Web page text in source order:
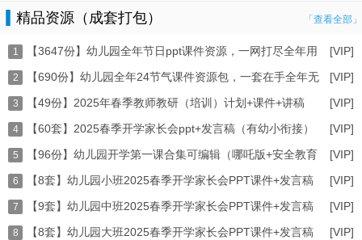
「查看全部」
精品资源（成套打包）
[VIP]
1
【3647份】幼儿园全年节日ppt课件资源，一网打尽全年用
[VIP]
2
【690份】幼儿园全年24节气课件资源包，一套在手全年无
[VIP]
3 【49份】2025年春季教师教研（培训）计划+课件+讲稿
（2 [VIP]
4
【60套】2025春季开学家长会ppt+发言稿（有幼小衔接）
[VIP]
5
【96份】幼儿园开学第一课合集可编辑（哪吒版+安全教育
[VIP]
6 【8套】幼儿园小班2025春季开学家长会PPT课件+发言稿
打 [VIP]
7 【9套】幼儿园中班2025春季开学家长会PPT课件+发言稿
打 [VIP]
8 【8套】幼儿园大班2025春季开学家长会PPT课件+发言稿